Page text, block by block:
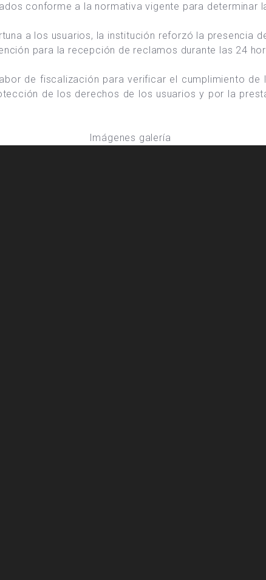
conforme a la normativa vigente para determinar
a los usuarios, la institución reforzó la presencia
para la recepción de reclamos durante las 24
de fiscalización para verificar el cumplimiento
de los derechos de los usuarios y por la
Imágenes galería